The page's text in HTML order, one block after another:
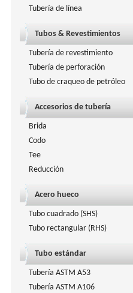
Tubería de línea
Tubos & Revestimientos
Tubería de revestimiento
Tubería de perforación
Tubo de craqueo de petróleo
Accesorios de tubería
Brida
Codo
Tee
Reducción
Acero hueco
Tubo cuadrado (SHS)
Tubo rectangular (RHS)
Tubo estándar
Tubería ASTM A53
Tubería ASTM A106